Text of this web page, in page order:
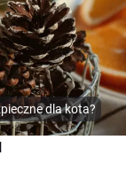
dla kota?